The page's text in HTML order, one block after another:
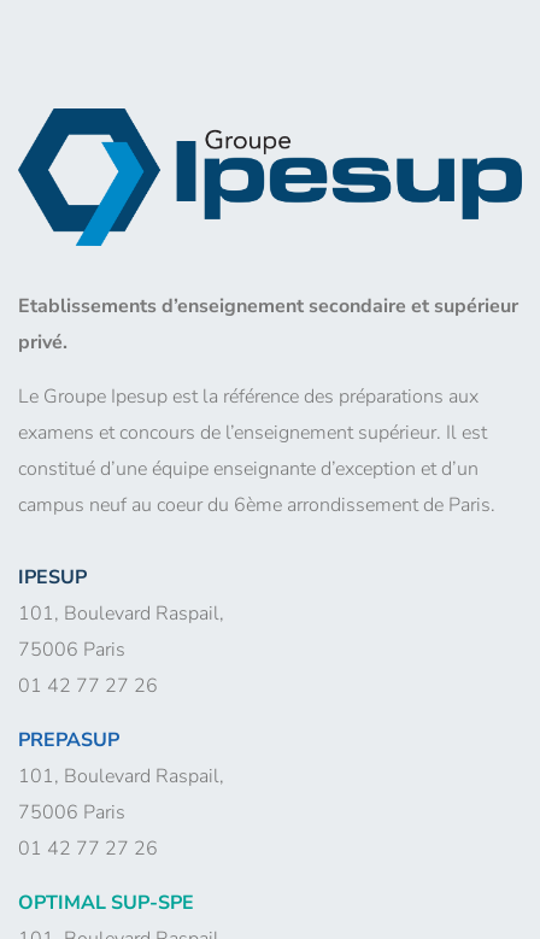
Etablissements d’enseignement secondaire et supérieur
privé.
Le Groupe Ipesup est la référence des préparations aux
examens et concours de l’enseignement supérieur. Il est
constitué d’une équipe enseignante d’exception et d’un
campus neuf au coeur du 6ème arrondissement de Paris.
IPESUP
101, Boulevard Raspail,
75006 Paris
01 42 77 27 26
PREPASUP
101, Boulevard Raspail,
75006 Paris
01 42 77 27 26
OPTIMAL SUP-SPE